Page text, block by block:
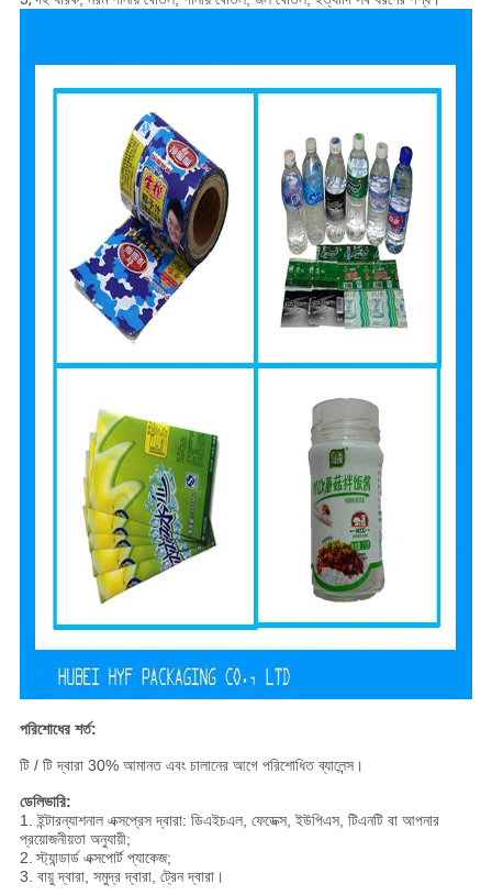
পরিশোধের শর্ত:
টি / টি দ্বারা 30% আমানত এবং চালানের আগে পরিশোধিত ব্যালেন্স।
ডেলিভারি:
1. ইন্টারন্যাশনাল এক্সপ্রেস দ্বারা: ডিএইচএল, ফেডেক্স, ইউপিএস, টিএনটি বা আপনার
প্রয়োজনীয়তা অনুযায়ী;
2. স্ট্যান্ডার্ড এক্সপোর্ট প্যাকেজ;
3. বায়ু দ্বারা, সমুদ্র দ্বারা, ট্রেন দ্বারা।